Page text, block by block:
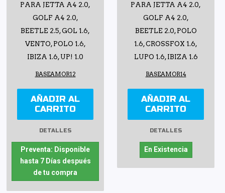
PARA JETTA A4 2.0,
GOLF A4 2.0,
BEETLE 2.5, GOL 1.6,
VENTO, POLO 1.6,
IBIZA 1.6, UP! 1.0
BASEAMOR12
AÑADIR AL
CARRITO
DETALLES
Preventa: Disponible
hasta 7 Días después
de tu compra
PARA JETTA A4 2.0,
GOLF A4 2.0,
BEETLE 2.0, POLO
1.6, CROSSFOX 1.6,
LUPO 1.6, IBIZA 1.6
BASEAMOR14
AÑADIR AL
CARRITO
DETALLES
En Existencia